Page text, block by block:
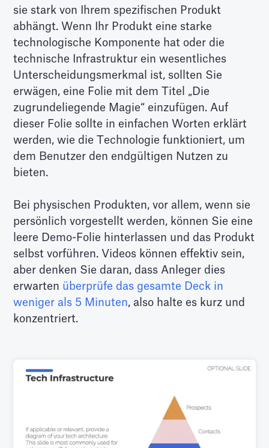
sie stark von Ihrem spezifischen Produkt
abhängt. Wenn Ihr Produkt eine starke
technologische Komponente hat oder die
technische Infrastruktur ein wesentliches
Unterscheidungsmerkmal ist, sollten Sie
erwägen, eine Folie mit dem Titel „Die
zugrundeliegende Magie“ einzufügen. Auf
dieser Folie sollte in einfachen Worten erklärt
werden, wie die Technologie funktioniert, um
dem Benutzer den endgültigen Nutzen zu
bieten.
Bei physischen Produkten, vor allem, wenn sie
persönlich vorgestellt werden, können Sie eine
leere Demo-Folie hinterlassen und das Produkt
selbst vorführen. Videos können effektiv sein,
aber denken Sie daran, dass Anleger dies
erwarten überprüfe das gesamte Deck in
weniger als 5 Minuten, also halte es kurz und
konzentriert.